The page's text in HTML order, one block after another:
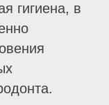
гигиена, в